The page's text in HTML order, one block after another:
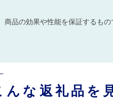
品の効果や性能を保証するもの
な返礼品を